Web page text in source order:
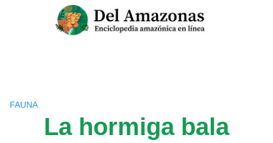
FAUNA
La hormiga bala